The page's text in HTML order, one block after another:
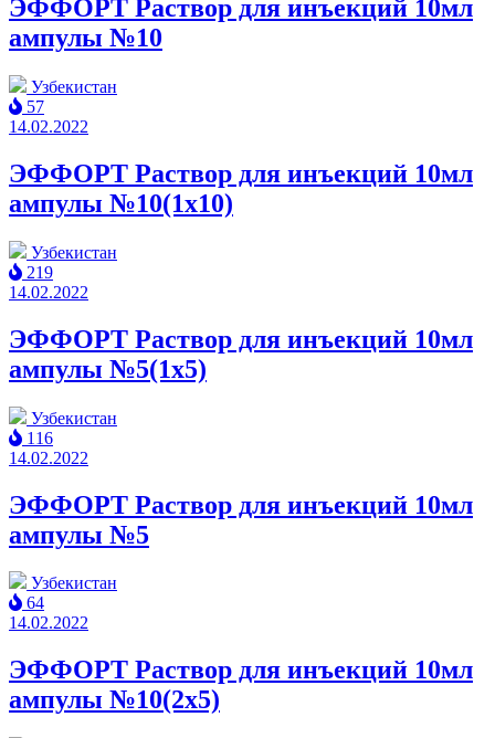
ЭФФОРТ Раствор для инъекций 10мл
ампулы №10
Узбекистан
57
14.02.2022
ЭФФОРТ Раствор для инъекций 10мл
ампулы №10(1x10)
Узбекистан
219
14.02.2022
ЭФФОРТ Раствор для инъекций 10мл
ампулы №5(1x5)
Узбекистан
116
14.02.2022
ЭФФОРТ Раствор для инъекций 10мл
ампулы №5
Узбекистан
64
14.02.2022
ЭФФОРТ Раствор для инъекций 10мл
ампулы №10(2x5)